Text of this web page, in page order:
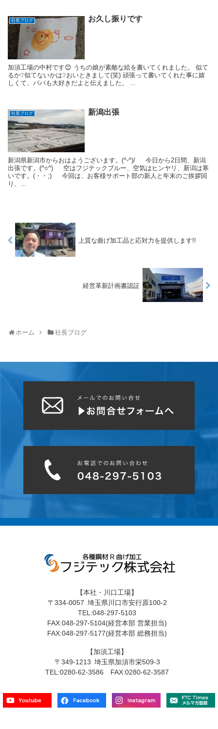
社長ブログ お久し振りです
加須工場の中村です😊 うちの娘が素敵な絵を書いてくれました。 似て
るか❔似てないかは❔おいときまして(笑) 頑張って書いてくれた事に嬉
しくて、パパも大好きだよと伝えました。 ...
社長ブログ 新潟出張
新潟県新潟市からおはようございます。(^-^)/ 今日から2日間、新潟
出張です。(^○^) 空はフジテックブルー、空気はヒンヤリ、新潟は寒
いです。(・・;) 今回は、お客様サポート部の新人と年末のご挨拶回
り、...
上質な曲げ加工品と応対力を提供します!!
経営革新計画書認証
ホーム 社長ブログ
【本社・川口工場】
〒334-0057 埼玉県川口市安行原100-2
TEL:048-297-5103
FAX:048-297-5104(経営本部 営業担当)
FAX:048-297-5177(経営本部 総務担当)
【加須工場】
〒349-1213 埼玉県加須市栄509-3
TEL:0280-62-3586 FAX:0280-62-3587